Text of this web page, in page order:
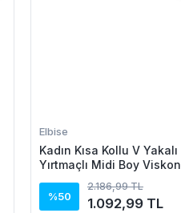
Elbise
Kadın Kısa Kollu V Yakalı
Yırtmaçlı Midi Boy Viskon
%50
2.186,99 TL
1.092,99 TL